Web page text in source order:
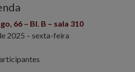
66 – Bl. B – sala 310
2025 – sexta-feira